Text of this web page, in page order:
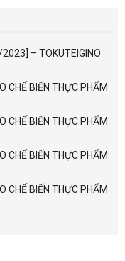
– TOKUTEIGINO
BIẾN THỰC PHẨM
BIẾN THỰC PHẨM
BIẾN THỰC PHẨM
BIẾN THỰC PHẨM